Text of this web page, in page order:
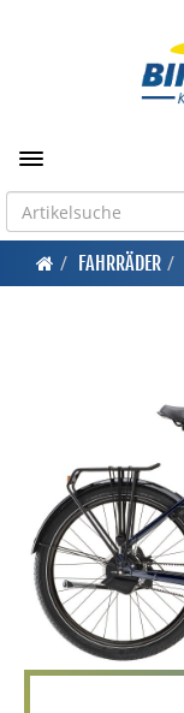
Toggle navigation
FAHRRÄDER